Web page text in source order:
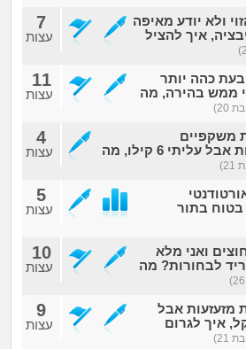
ולא יודע מאיפה
איך להציל
7
עצות
כהה יותר
ממש בהירה, מה
20)
11
עצות
משקפיים
ובשיניים,אוכלת פחות אבל עליתי 6 קילו, מה
4
עצות
בטוח בתור
5
עצות
ואני מלא
לבחורות? מה
10
עצות
מזעזעות אבל
איך לגרום
21)
9
עצות